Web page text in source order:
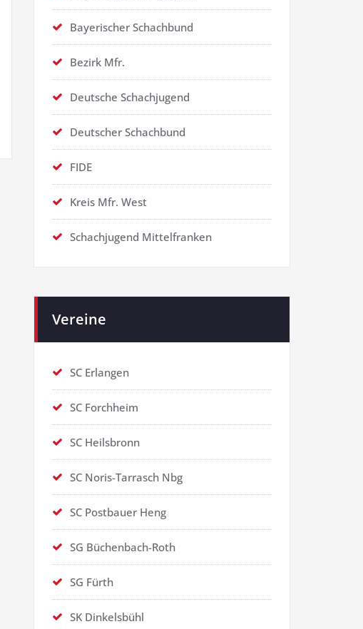
Bayerischer Schachbund
Bezirk Mfr.
Deutsche Schachjugend
Deutscher Schachbund
FIDE
Kreis Mfr. West
Schachjugend Mittelfranken
Vereine
SC Erlangen
SC Forchheim
SC Heilsbronn
SC Noris-Tarrasch Nbg
SC Postbauer Heng
SG Büchenbach-Roth
SG Fürth
SK Dinkelsbühl